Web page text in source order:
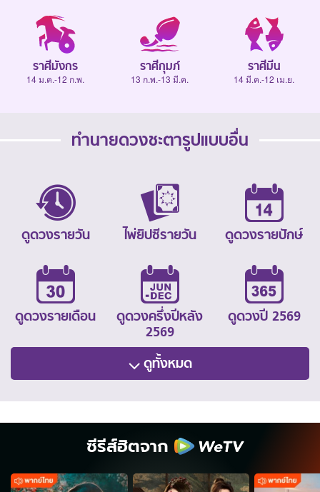
ราศีมังกร
14 ม.ค.-12 ก.พ.
ราศีกุมภ์
13 ก.พ.-13 มี.ค.
ราศีมีน
14 มี.ค.-12 เม.ย.
ทำนายดวงชะตารูปแบบอื่น
ดูดวงรายวัน ไพ่ยิปซีรายวัน ดูดวงรายปักษ์
ดูดวงรายเดือน
ดูดวงครึ่งปีหลัง
2569
ดูดวงปี 2569
ดูทั้งหมด
ซีรีส์ฮิตจาก